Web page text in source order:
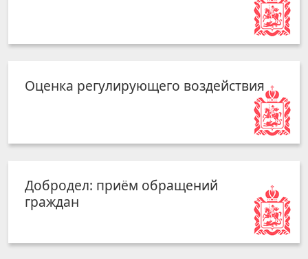
Оценка регулирующего воздействия
Добродел: приём обращений
граждан